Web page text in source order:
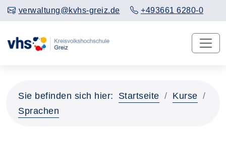
verwaltung@kvhs-greiz.de +493661 6280-0
Sie befinden sich hier: Startseite
Kurse
Sprachen